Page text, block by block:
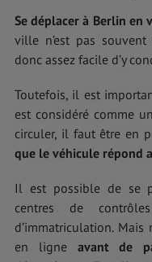
Se déplacer à Berlin en
ville n’est pas
donc assez facile d’y
Toutefois, il est
est considéré comme
circuler, il faut être en
que le véhicule répond
Il est possible de se
centres de
d’immatriculation. Mais
en ligne avant de